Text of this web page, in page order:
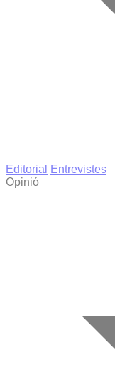
Editorial
Entrevistes
Opinió